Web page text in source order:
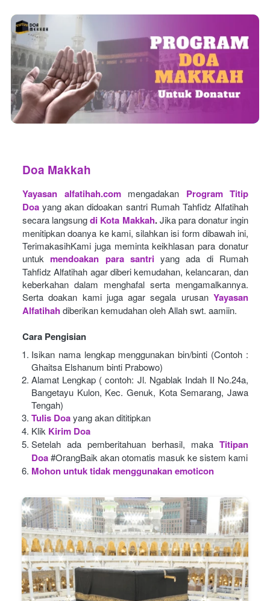
Doa Makkah
Yayasan alfatihah.com mengadakan
Program Titip
Doa yang akan didoakan santri Rumah Tahfidz Alfatihah
secara langsung di Kota Makkah. Jika para donatur ingin
menitipkan doanya ke kami, silahkan isi form dibawah ini,
TerimakasihKami juga meminta keikhlasan para donatur
untuk mendoakan para santri yang ada di Rumah
Tahfidz Alfatihah agar diberi kemudahan, kelancaran, dan
keberkahan dalam menghafal serta mengamalkannya.
Serta doakan kami juga agar segala urusan Yayasan
Alfatihah diberikan kemudahan oleh Allah swt. aamiin.
Cara Pengisian
Isikan nama lengkap menggunakan bin/binti (Contoh :
Ghaitsa Elshanum binti Prabowo)
Alamat Lengkap ( contoh: Jl. Ngablak Indah II No.24a,
Bangetayu Kulon, Kec. Genuk, Kota Semarang, Jawa
Tengah)
Tulis Doayang akan dititipkan
Klik Kirim Doa
Setelah ada pemberitahuan berhasil, maka Titipan
Doa#OrangBaik akan otomatis masuk ke sistem kami
Mohon untuk tidak menggunakan emoticon